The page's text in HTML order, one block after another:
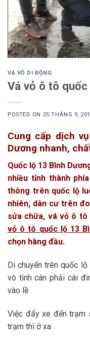
VÁ VỎ DI ĐỘNG
Vá vỏ ô tô
POSTED ON 25 THÁNG 9,
Cung cấp dịch
Dương nhanh,
Quốc lộ 13 Bình
nhiều tỉnh thành
thông trên quốc lộ
nhiên, dân cư trên
sửa chữa, vá vỏ ô tô
vỏ ô tô quốc lộ 13
chọn hàng đầu.
Di chuyển trên quốc
vô tình cán phải cái
vào lề
Việc đẩy xe đến
trạm thì ở xa